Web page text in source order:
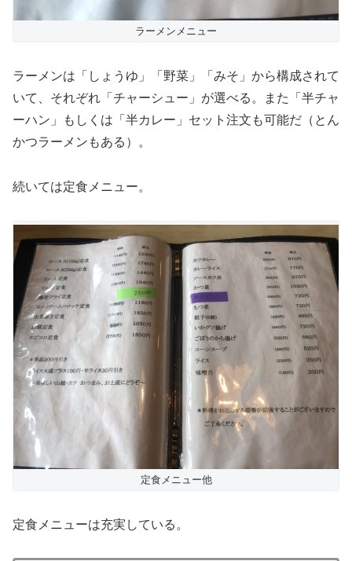
ラーメンメニュー
ラーメンは「しょうゆ」「野菜」「みそ」から構成されて
いて、それぞれ「チャーシュー」が選べる。また「半チャ
ーハン」もしくは「半カレー」セット注文も可能だ（とん
かつラーメンもある）。
続いては定食メニュー。
定食メニュー他
定食メニューは充実している。